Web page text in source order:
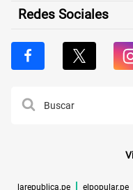
Redes Sociales
larepublica.pe elpopular.pe